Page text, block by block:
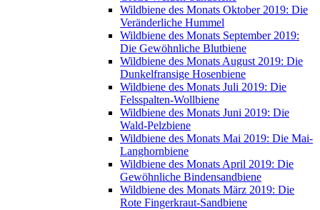
Wildbiene des Monats Oktober 2019: Die
Veränderliche Hummel
Wildbiene des Monats September 2019:
Die Gewöhnliche Blutbiene
Wildbiene des Monats August 2019: Die
Dunkelfransige Hosenbiene
Wildbiene des Monats Juli 2019: Die
Felsspalten-Wollbiene
Wildbiene des Monats Juni 2019: Die
Wald-Pelzbiene
Wildbiene des Monats Mai 2019: Die Mai-
Langhornbiene
Wildbiene des Monats April 2019: Die
Gewöhnliche Bindensandbiene
Wildbiene des Monats März 2019: Die
Rote Fingerkraut-Sandbiene